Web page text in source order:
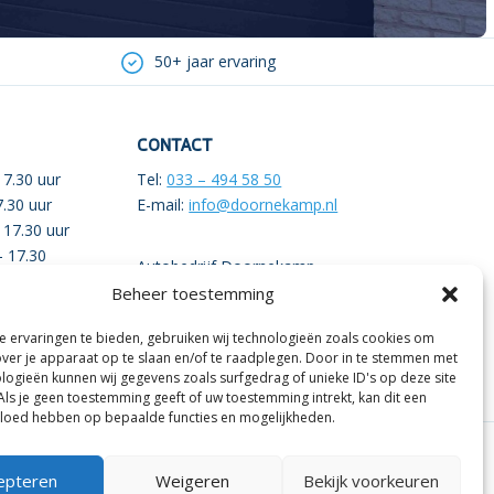
Beheer toestemming
ervaringen te bieden, gebruiken wij technologieën zoals cookies om
je apparaat op te slaan en/of te raadplegen. Door in te stemmen met
kunnen wij gegevens zoals surfgedrag of unieke ID's op deze site
je geen toestemming geeft of uw toestemming intrekt, kan dit een
hebben op bepaalde functies en mogelijkheden.
Weigeren Bekijk voorkeuren
50+ jaar ervaring
uur
uur
uur
17.30
uur
CONTACT
Tel:033 – 494 58 50
E-mail:info@doornekamp.nl
Autobedrijf Doornekamp
’t Koendert 6